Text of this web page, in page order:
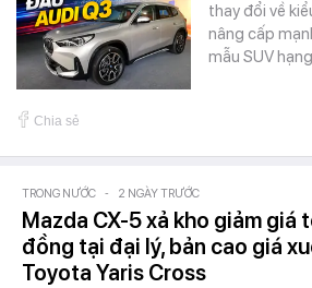
thay đổi về
nâng cấp
mẫu SUV
Chia sẻ
TRONG NƯỚC - 2 NGÀY TRƯỚC
Mazda CX-5 xả kho giảm giá
đồng tại đại lý, bản cao giá
Toyota Yaris Cross